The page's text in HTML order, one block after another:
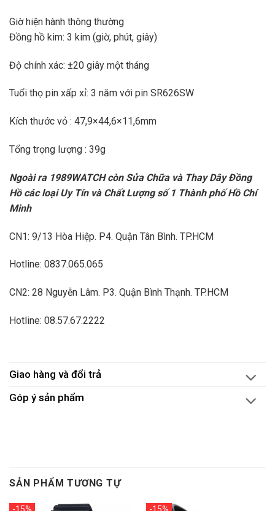
Giờ hiện hành thông thường
Đồng hồ kim: 3 kim (giờ, phút, giây)
Độ chính xác: ±20 giây một tháng
Tuổi thọ pin xấp xỉ: 3 năm với pin SR626SW
Kích thước vỏ : 47,9×44,6×11,6mm
Tổng trọng lượng : 39g
Ngoài ra 1989WATCH còn Sửa Chữa và Thay Dây Đồng
Hồ các loại Uy Tín và Chất Lượng số 1 Thành phố Hồ Chí
Minh
CN1: 9/13 Hòa Hiệp. P4. Quận Tân Bình. TP.HCM
Hotline: 0837.065.065
CN2: 28 Nguyễn Lâm. P3. Quận Bình Thạnh. TP.HCM
Hotline: 08.57.67.2222
Giao hàng và đổi trả
Góp ý sản phẩm
SẢN PHẨM TƯƠNG TỰ
-15% -15%